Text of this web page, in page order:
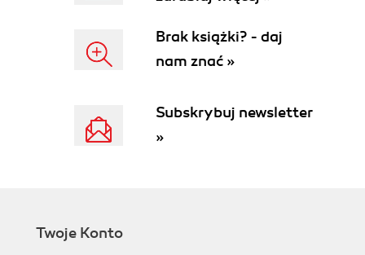
Rozdział 7. Pośredni kompilator kodu (175)
Przygotowanie do pracy (175)
Przygotowanie do pracy (176)
Parametry wiersza poleceń kompilatora IMCC
(194)
Brak książki? - daj
nam znać »
Subskrybuj newsletter
»
Twoje Konto